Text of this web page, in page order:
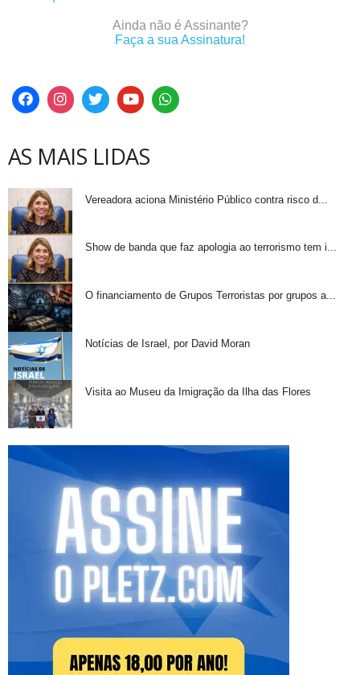
Ainda não é Assinante?
Faça a sua Assinatura!
AS MAIS LIDAS
Vereadora aciona Ministério Público contra risco d...
Show de banda que faz apologia ao terrorismo tem i...
O financiamento de Grupos Terroristas por grupos a...
Notícias de Israel, por David Moran
Visita ao Museu da Imigração da Ilha das Flores